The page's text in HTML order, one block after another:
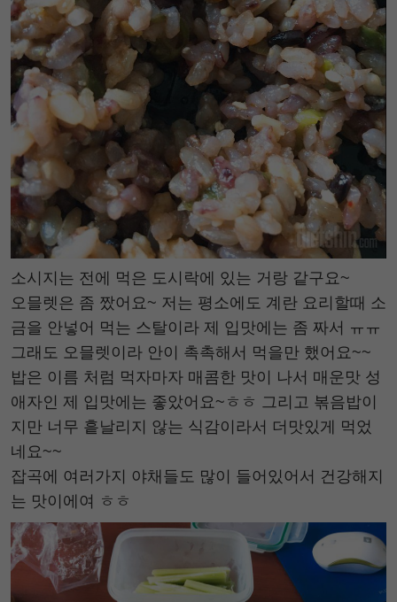
소시지는 전에 먹은 도시락에 있는 거랑 같구요~
오믈렛은 좀 짰어요~ 저는 평소에도 계란 요리할때 소
금을 안넣어 먹는 스탈이라 제 입맛에는 좀 짜서 ㅠㅠ
그래도 오믈렛이라 안이 촉촉해서 먹을만 했어요~~
밥은 이름 처럼 먹자마자 매콤한 맛이 나서 매운맛 성
애자인 제 입맛에는 좋았어요~ㅎㅎ 그리고 볶음밥이
지만 너무 흩날리지 않는 식감이라서 더맛있게 먹었
네요~~
잡곡에 여러가지 야채들도 많이 들어있어서 건강해지
는 맛이에여 ㅎㅎ